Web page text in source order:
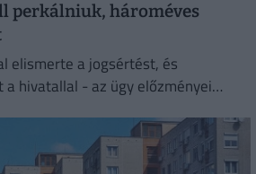
perkálniuk, hároméves
elismerte a jogsértést, és
hivatallal - az ügy előzményei